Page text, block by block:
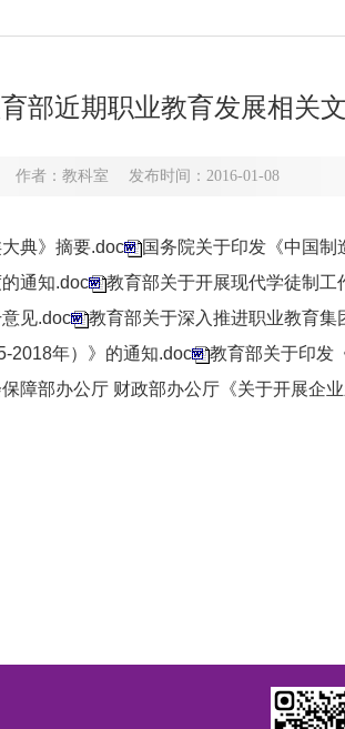
部近期职业教育发展相关
作者：教科室 发布时间：2016-01-08
典》摘要.doc 国务院关于印发《中国
通知.doc
教育部关于开展现代学徒制工
见.doc
教育部关于深入推进职业教育集
2018年）》的通知.doc
教育部关于印发
保障部办公厅 财政部办公厅《关于开展企